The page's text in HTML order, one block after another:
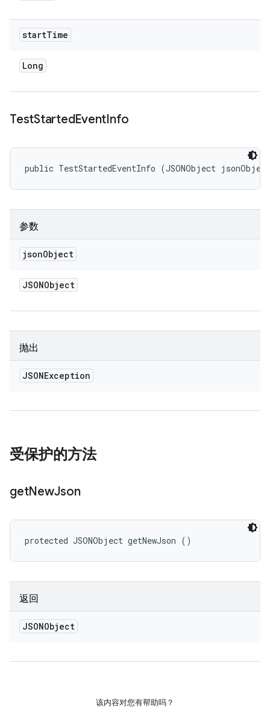
startTime
Long
TestStartedEventInfo
public TestStartedEventInfo (JSONObject
参数
jsonObject
JSONObject
抛出
JSONException
受保护的方法
getNewJson
protected JSONObject getNewJson ()
返回
JSONObject
该内容对您有帮助吗？